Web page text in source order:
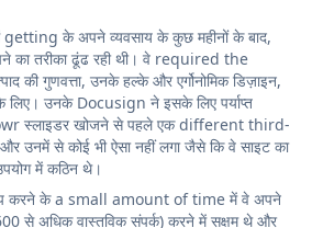
getting के अपने व्यवसाय के कुछ महीनों के बाद,
तरीका ढूंढ रही थी। वे required the
की गुणवत्ता, उनके हल्के और एर्गोनोमिक डिज़ाइन,
उनके Docusign ने इसके लिए पर्याप्त
powr स्लाइडर खोजने से पहले एक different third-
उनमें से कोई भी ऐसा नहीं लगा जैसे कि वे साइट का
में कठिन थे।
करने के a small amount of time में वे अपने
से अधिक वास्तविक संपर्क) करने में सक्षम थे और